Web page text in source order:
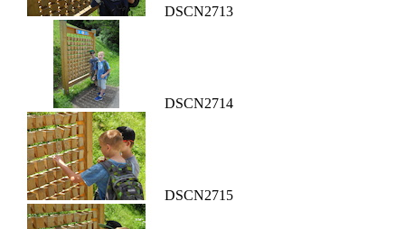
DSCN2713
DSCN2714
DSCN2715